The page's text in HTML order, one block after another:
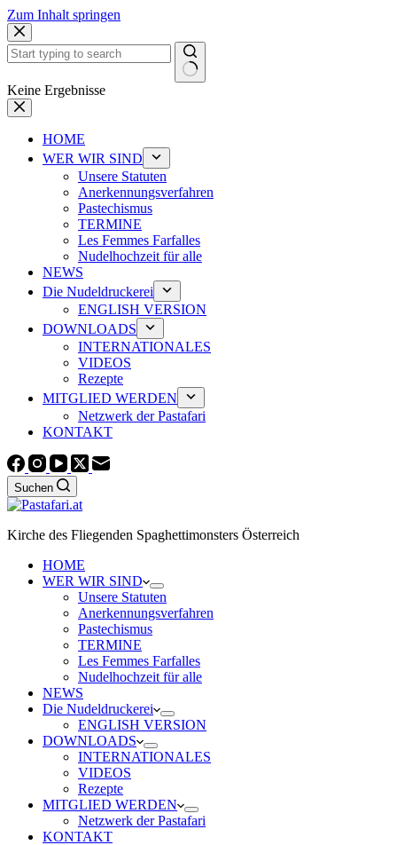
Zum Inhalt springen
Keine Ergebnisse
HOME
WER WIR SIND
Unsere Statuten
Anerkennungsverfahren
Pastechismus
TERMINE
Les Femmes Farfalles
Nudelhochzeit für alle
NEWS
Die Nudeldruckerei
ENGLISH VERSION
DOWNLOADS
INTERNATIONALES
VIDEOS
Rezepte
MITGLIED WERDEN
Netzwerk der Pastafari
KONTAKT
Suchen
Kirche des Fliegenden Spaghettimonsters Österreich
HOME
WER WIR SIND
Unsere Statuten
Anerkennungsverfahren
Pastechismus
TERMINE
Les Femmes Farfalles
Nudelhochzeit für alle
NEWS
Die Nudeldruckerei
ENGLISH VERSION
DOWNLOADS
INTERNATIONALES
VIDEOS
Rezepte
MITGLIED WERDEN
Netzwerk der Pastafari
KONTAKT